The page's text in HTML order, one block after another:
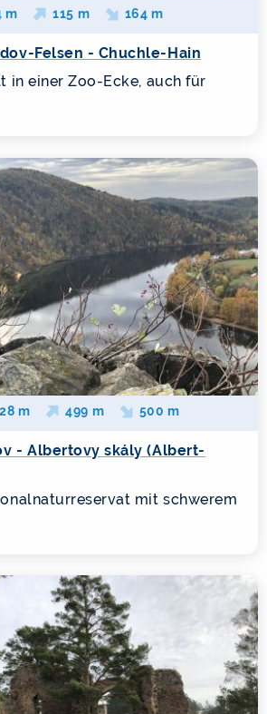
m 115 m 164 m
Felsen - Chuchle-Hain
in einer Zoo-Ecke, auch für
m 499 m 500 m
- Albertovy skály (Albert-
mit schwerem